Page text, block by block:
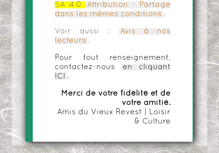
SA 4.0
Attribution - Partage
dans les mêmes conditions .
Voir aussi :
Avis à nos
lecteurs .
Pour tout renseignement,
contactez-nous
en cliquant
ICI
.
Merci de votre fidélité et de
votre amitié.
Amis du Vieux Revest | Loisir
& Culture